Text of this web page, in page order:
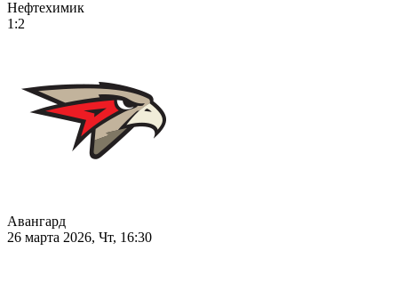
Нефтехимик
1:2
Авангард
26 марта 2026, Чт, 16:30